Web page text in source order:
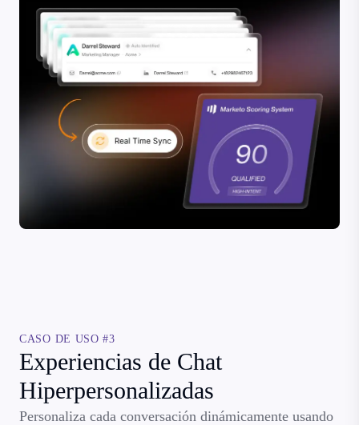
CASO DE USO #3
Experiencias de Chat
Hiperpersonalizadas
Personaliza cada conversación dinámicamente usando